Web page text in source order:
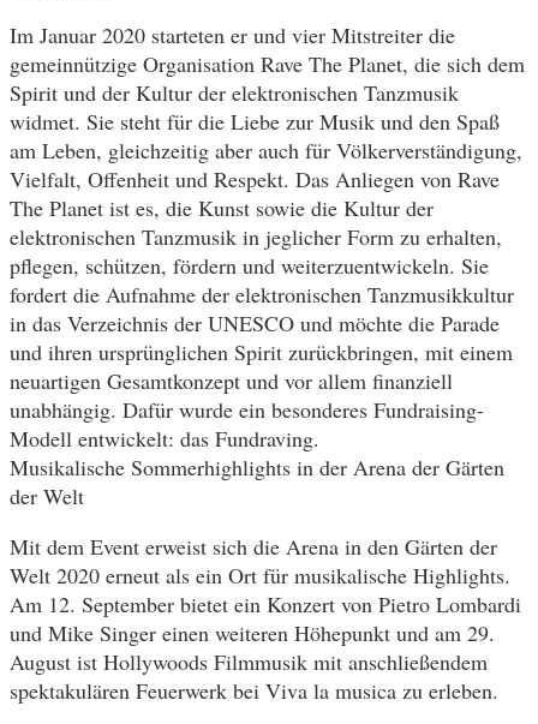
Im Januar 2020 starteten er und vier Mitstreiter die
gemeinnützige Organisation Rave The Planet, die sich dem
Spirit und der Kultur der elektronischen Tanzmusik
widmet. Sie steht für die Liebe zur Musik und den Spaß
am Leben, gleichzeitig aber auch für Völkerverständigung,
Vielfalt, Offenheit und Respekt. Das Anliegen von Rave
The Planet ist es, die Kunst sowie die Kultur der
elektronischen Tanzmusik in jeglicher Form zu erhalten,
pflegen, schützen, fördern und weiterzuentwickeln. Sie
fordert die Aufnahme der elektronischen Tanzmusikkultur
in das Verzeichnis der UNESCO und möchte die Parade
und ihren ursprünglichen Spirit zurückbringen, mit einem
neuartigen Gesamtkonzept und vor allem finanziell
unabhängig. Dafür wurde ein besonderes Fundraising-
Modell entwickelt: das Fundraving.
Musikalische Sommerhighlights in der Arena der Gärten
der Welt
Mit dem Event erweist sich die Arena in den Gärten der
Welt 2020 erneut als ein Ort für musikalische Highlights.
Am 12. September bietet ein Konzert von Pietro Lombardi
und Mike Singer einen weiteren Höhepunkt und am 29.
August ist Hollywoods Filmmusik mit anschließendem
spektakulären Feuerwerk bei Viva la musica zu erleben.